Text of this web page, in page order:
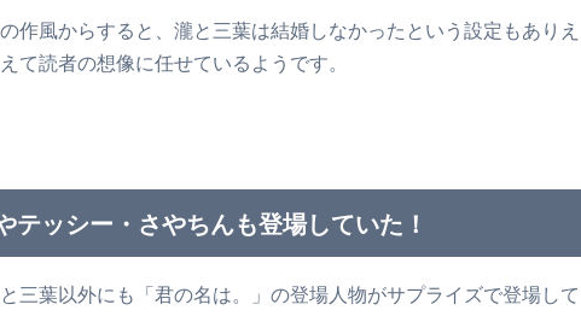
作風からすると、瀧と三葉は結婚しなかったという設定もありえ
て読者の想像に任せているようです。
テッシー・さやちんも登場していた！
三葉以外にも「君の名は。」の登場人物がサプライズで登場して